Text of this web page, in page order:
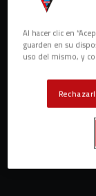
Al hacer clic en
guarden en su
uso del mismo, y